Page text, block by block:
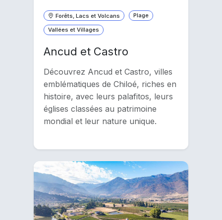
Forêts, Lacs et Volcans Plage
Vallées et Villages
Ancud et Castro
Découvrez Ancud et Castro, villes
emblématiques de Chiloé, riches en
histoire, avec leurs palafitos, leurs
églises classées au patrimoine
mondial et leur nature unique.